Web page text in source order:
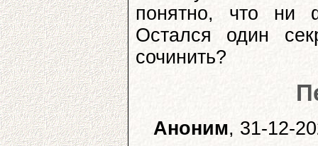
понятно, что ни
Остался один
сочинить?
Аноним, 31-12-